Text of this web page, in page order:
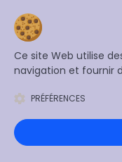
Ce site Web utilise
navigation et fournir
PRÉFÉRENCES